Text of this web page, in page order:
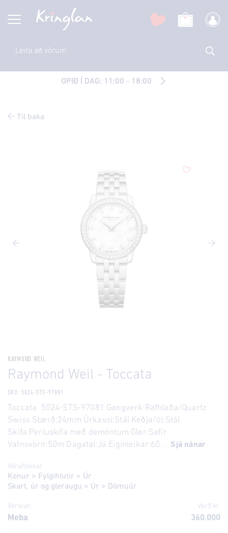
OPIÐ Í DAG: 11:00 - 18:00
Til baka
RAYMOND WEIL
Raymond Weil - Toccata
SKU: 5024-STS-97081
Toccata 5024-STS-97081 Gangverk:Rafhlaða/Quartz
Swiss Stærð:24mm Úrkassi:Stál Keðja/ól:Stál
Skífa:Perluskífa með demöntum Gler:Safír
Vatnsvörn:50m Dagatal:Já Eiginleikar:60 ... Sjá nánar
Vöruflokkar
Konur > Fylgihlutir > Úr
Skart, úr og gleraugu > Úr > Dömuúr
Verslun Verð kr.
Meba 360.000